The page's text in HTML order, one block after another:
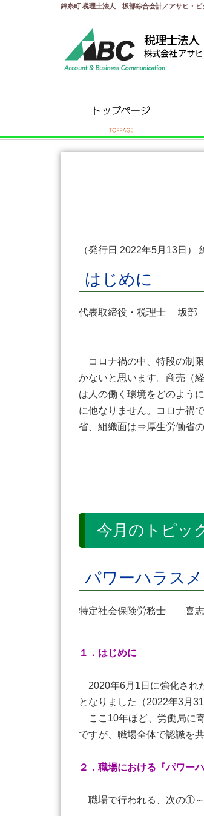
錦糸町 税理士法人 坂部綜合会計／アサヒ・ビ
（発行日 2022年5月13日）
はじめに
代表取締役・税理士 坂部
コロナ禍の中、特段の制
かないと思います。商売（
は人の働く環境をどのよう
に他なりません。コロナ禍
省、組織面は⇒厚生労働省
今月のトピッ
パワーハラス
特定社会保険労務士 喜
１．はじめに
2020年6月1日に強化され
となりました（2022年3月
ここ10年ほど、労働局に
ですが、職場全体で認識を
２．職場における『パワー
職場で行われる、次の①～